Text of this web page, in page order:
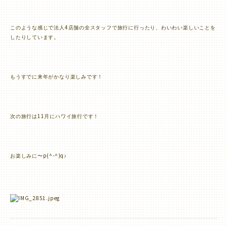
このような感じで法人 4 店舗の全スタッフで旅行に行ったり、わいわい楽しいことを
したりしています。
もうすでに来年がかなり楽しみです！
次の旅行は11 月にハワイ旅行です！
お楽しみに〜p(^-^)q ♪